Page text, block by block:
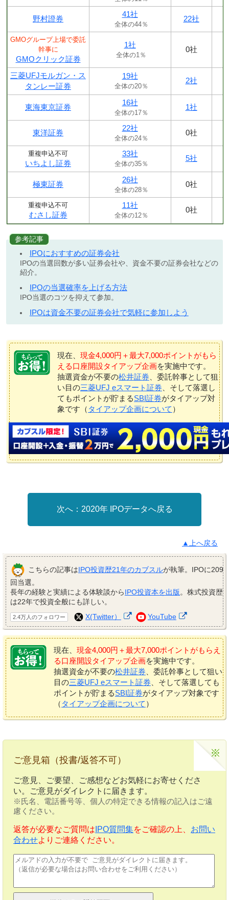
野村證券
41社
全体の44％
22社
GMOグループ上場で委託
幹事に
GMOクリック証券
1社
全体の1％
0社
三菱UFJモルガン・ス
タンレー証券
19社
全体の20％
2社
東海東京証券
16社
全体の17％
1社
東洋証券
22社
全体の24％
0社
重複申込不可
いちよし証券
33社
全体の35％
5社
極東証券
26社
全体の28％
0社
重複申込不可
むさし証券
11社
全体の12％
0社
参考記事
IPOにおすすめの証券会社
IPOの当選回数が多い証券会社や、資金不要の証券会社などの
紹介。
IPOの当選確率を上げる方法
IPO当選のコツを抑えて参加。
IPOは資金不要の証券会社で気軽に参加しよう
現在、 現金4,000円＋最大7,000ポイントがもら
える口座開設タイアップ企画を実施中です。
抽選資金が不要の松井証券 、委託幹事として狙
い目の三菱UFJ eスマート証券 、そして落選し
てもポイントが貯まるSBI証券がタイアップ対
象です（ タイアップ企画について ）
2020年 IPOデータへ戻る
▲上へ戻る
こちらの記事はIPO投資歴21年のカブスルが執筆。IPOに209
回当選。
長年の経験と実績による体験談からIPO投資本を出版。株式投資歴
は22年で投資全般にも詳しい。
2.4万人のフォロワー X(Twitter） YouTube
現在、 現金4,000円＋最大7,000ポイントがもらえ
る口座開設タイアップ企画を実施中です。
抽選資金が不要の松井証券 、委託幹事として狙い
目の三菱UFJ eスマート証券 、そして落選しても
ポイントが貯まるSBI証券がタイアップ対象です
（ タイアップ企画について ）
ご意見箱（投書/返答不可）
ご意見、ご要望、ご感想などお気軽にお寄せくださ
い。ご意見がダイレクトに届きます。
※氏名、電話番号等、個人の特定できる情報の記入はご遠
慮ください。
返答が必要なご質問は IPO質問集をご確認の上、 お問い
合わせよりご連絡ください。